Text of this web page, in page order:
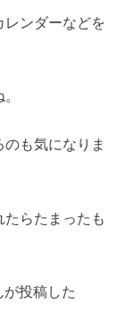
レンダーなどを
も気になりま
らたまったも
投稿した